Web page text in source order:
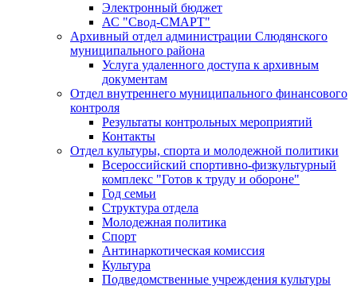
Электронный бюджет
АС "Свод-СМАРТ"
Архивный отдел администрации Слюдянского
муниципального района
Услуга удаленного доступа к архивным
документам
Отдел внутреннего муниципального финансового
контроля
Результаты контрольных мероприятий
Контакты
Отдел культуры, спорта и молодежной политики
Всероссийский спортивно-физкультурный
комплекс "Готов к труду и обороне"
Год семьи
Структура отдела
Молодежная политика
Спорт
Антинаркотическая комиссия
Культура
Подведомственные учреждения культуры